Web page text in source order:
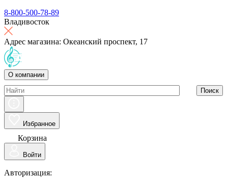
8-800-500-78-89
Владивосток
Адрес магазина: Океанский проспект, 17
О компании
Поиск
Избранное
Корзина
Войти
Авторизация: